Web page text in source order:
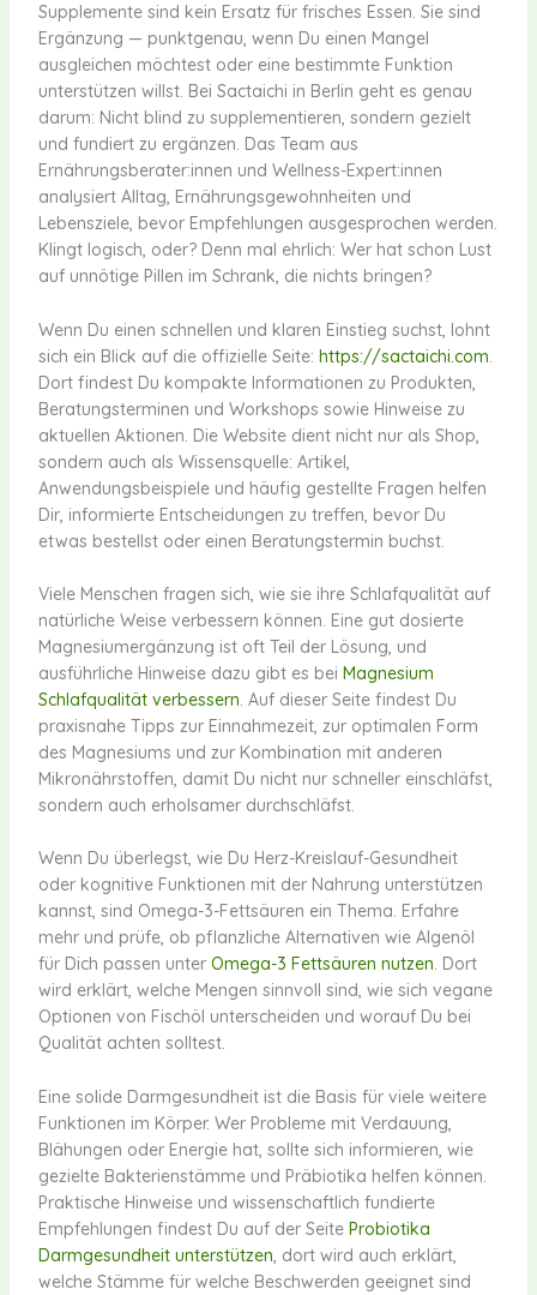
Supplemente sind kein Ersatz für frisches Essen. Sie sind
Ergänzung — punktgenau, wenn Du einen Mangel
ausgleichen möchtest oder eine bestimmte Funktion
unterstützen willst. Bei Sactaichi in Berlin geht es genau
darum: Nicht blind zu supplementieren, sondern gezielt
und fundiert zu ergänzen. Das Team aus
Ernährungsberater:innen und Wellness-Expert:innen
analysiert Alltag, Ernährungsgewohnheiten und
Lebensziele, bevor Empfehlungen ausgesprochen werden.
Klingt logisch, oder? Denn mal ehrlich: Wer hat schon Lust
auf unnötige Pillen im Schrank, die nichts bringen?
Wenn Du einen schnellen und klaren Einstieg suchst, lohnt
sich ein Blick auf die offizielle Seite: https://sactaichi.com.
Dort findest Du kompakte Informationen zu Produkten,
Beratungsterminen und Workshops sowie Hinweise zu
aktuellen Aktionen. Die Website dient nicht nur als Shop,
sondern auch als Wissensquelle: Artikel,
Anwendungsbeispiele und häufig gestellte Fragen helfen
Dir, informierte Entscheidungen zu treffen, bevor Du
etwas bestellst oder einen Beratungstermin buchst.
Viele Menschen fragen sich, wie sie ihre Schlafqualität auf
natürliche Weise verbessern können. Eine gut dosierte
Magnesiumergänzung ist oft Teil der Lösung, und
ausführliche Hinweise dazu gibt es bei Magnesium
Schlafqualität verbessern. Auf dieser Seite findest Du
praxisnahe Tipps zur Einnahmezeit, zur optimalen Form
des Magnesiums und zur Kombination mit anderen
Mikronährstoffen, damit Du nicht nur schneller einschläfst,
sondern auch erholsamer durchschläfst.
Wenn Du überlegst, wie Du Herz-Kreislauf-Gesundheit
oder kognitive Funktionen mit der Nahrung unterstützen
kannst, sind Omega-3-Fettsäuren ein Thema. Erfahre
mehr und prüfe, ob pflanzliche Alternativen wie Algenöl
für Dich passen unter Omega-3 Fettsäuren nutzen. Dort
wird erklärt, welche Mengen sinnvoll sind, wie sich vegane
Optionen von Fischöl unterscheiden und worauf Du bei
Qualität achten solltest.
Eine solide Darmgesundheit ist die Basis für viele weitere
Funktionen im Körper. Wer Probleme mit Verdauung,
Blähungen oder Energie hat, sollte sich informieren, wie
gezielte Bakterienstämme und Präbiotika helfen können.
Praktische Hinweise und wissenschaftlich fundierte
Empfehlungen findest Du auf der Seite Probiotika
Darmgesundheit unterstützen, dort wird auch erklärt,
welche Stämme für welche Beschwerden geeignet sind